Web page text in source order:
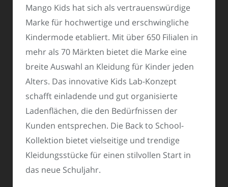
Mango Kids hat sich als vertrauenswürdige
Marke für hochwertige und erschwingliche
Kindermode etabliert. Mit über 650 Filialen in
mehr als 70 Märkten bietet die Marke eine
breite Auswahl an Kleidung für Kinder jeden
Alters. Das innovative Kids Lab-Konzept
schafft einladende und gut organisierte
Ladenflächen, die den Bedürfnissen der
Kunden entsprechen. Die Back to School-
Kollektion bietet vielseitige und trendige
Kleidungsstücke für einen stilvollen Start in
das neue Schuljahr.